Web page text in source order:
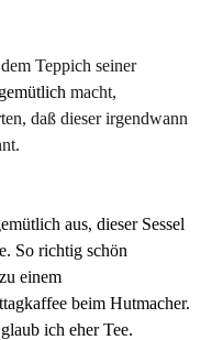
Teppich seiner
gemütlich macht,
daß dieser irgendwann
aus, dieser Sessel
So richtig schön
einem
beim Hutmacher.
ich eher Tee.